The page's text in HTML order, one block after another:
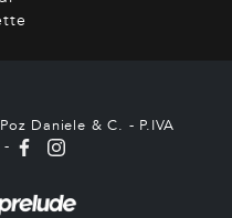
Daniele & C. - P.IVA
-